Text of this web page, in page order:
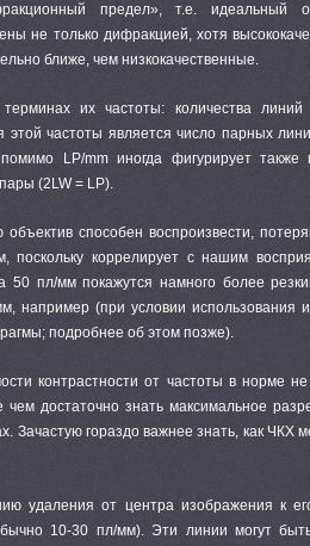
предел», т.е. идеальный
не только дифракцией, хотя
ближе, чем низкокачественные.
их частоты: количества
этой частоты является число парных
LP/mm иногда фигурирует
(2LW = LP).
объектив способен воспроизвести,
поскольку коррелирует с нашим
50 пл/мм покажутся намного более
например (при условии использования
подробнее об этом позже).
контрастности от частоты в норме
чем достаточно знать максимальное
Зачастую гораздо важнее знать, как ЧКХ
удаления от центра изображения к
10-30 пл/мм). Эти линии могут